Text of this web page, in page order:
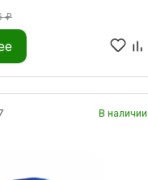
₽
В наличии